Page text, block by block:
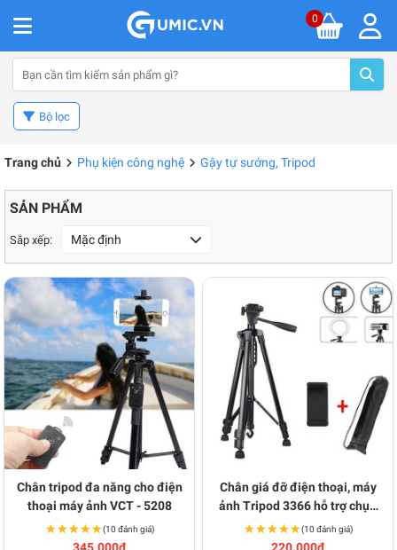
0
Bộ lọc
Trang chủ Phụ kiện công nghệ Gậy tự sướng, Tripod
SẢN PHẨM
Sắp xếp: Mặc định
Chân tripod đa năng cho điện
thoại máy ảnh VCT - 5208
★★★★★
★★★★★(10 đánh giá)
Chân giá đỡ điện thoại, máy
ảnh Tripod 3366 hỗ trợ chụp
ảnh chuyên nghiệp Y139
★★★★★
★★★★★(10 đánh giá)